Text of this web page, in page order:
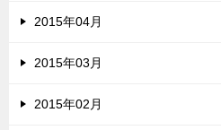
2015年04月
2015年03月
2015年02月